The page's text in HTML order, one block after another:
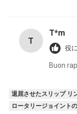
T
T*m
役
Buon
退屈させたスリップ リ
ロータリージョイント